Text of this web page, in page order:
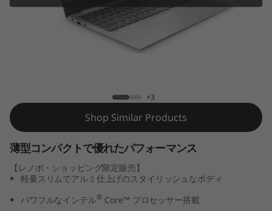
3
イ
ン
テ
ル
+3
Shop Similar Products
薄型コンパクトで優れたパフォーマンス
【レノボ・ショッピング限定販売】
軽量スリムでアルミ仕上げのスタイリッシュなボディ
パワフルなインテル® Core™ プロセッサー搭載